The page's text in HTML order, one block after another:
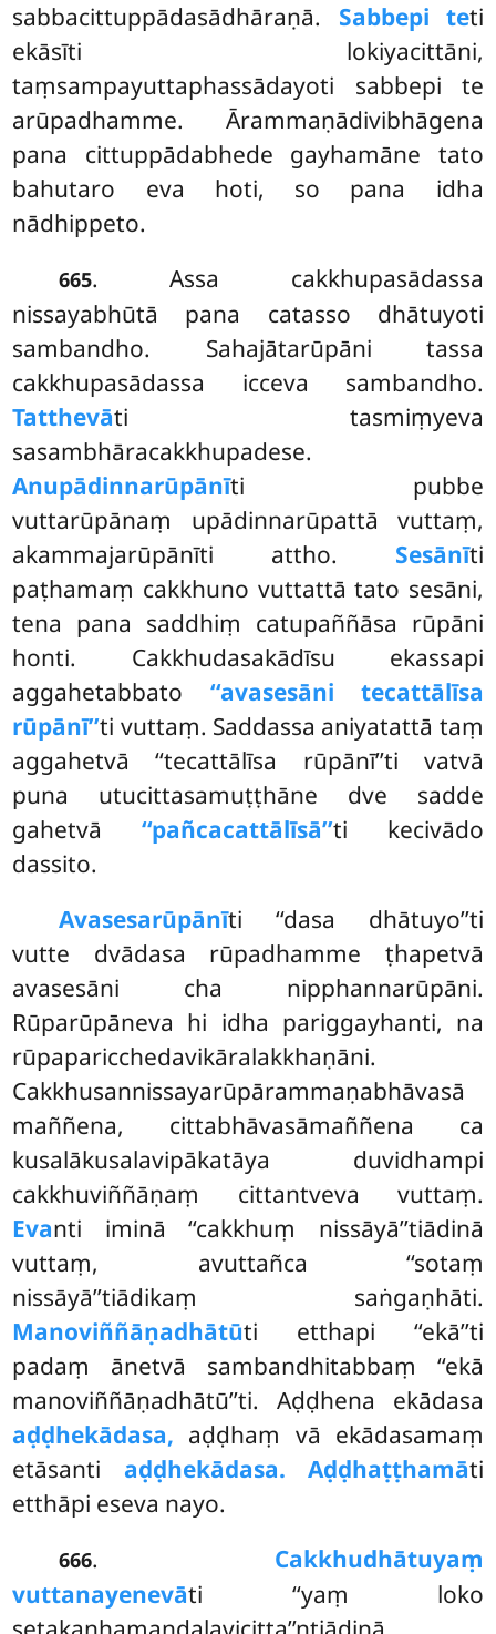
sabbacittuppādasādhāraṇā. Sabbepi teti
ekāsīti lokiyacittāni,
taṃsampayuttaphassādayoti sabbepi te
arūpadhamme. Ārammaṇādivibhāgena
pana cittuppādabhede gayhamāne tato
bahutaro eva hoti, so pana idha
nādhippeto.
665. Assa cakkhupasādassa
nissayabhūtā pana catasso dhātuyoti
sambandho. Sahajātarūpāni tassa
cakkhupasādassa icceva sambandho.
Tatthevāti tasmiṃyeva
sasambhāracakkhupadese.
Anupādinnarūpānīti pubbe
vuttarūpānaṃ upādinnarūpattā vuttaṃ,
akammajarūpānīti attho. Sesānīti
paṭhamaṃ cakkhuno vuttattā tato sesāni,
tena pana saddhiṃ catupaññāsa rūpāni
honti. Cakkhudasakādīsu ekassapi
aggahetabbato ‘‘avasesāni tecattālīsa
rūpānī’’ti vuttaṃ. Saddassa aniyatattā taṃ
aggahetvā ‘‘tecattālīsa rūpānī’’ti vatvā
puna utucittasamuṭṭhāne dve sadde
gahetvā ‘‘pañcacattālīsā’’ti kecivādo
dassito.
Avasesarūpānīti ‘‘dasa dhātuyo’’ti
vutte dvādasa rūpadhamme ṭhapetvā
avasesāni cha nipphannarūpāni.
Rūparūpāneva hi idha pariggayhanti, na
rūpaparicchedavikāralakkhaṇāni.
Cakkhusannissayarūpārammaṇabhāvasā
maññena, cittabhāvasāmaññena ca
kusalākusalavipākatāya duvidhampi
cakkhuviññāṇaṃ cittantveva vuttaṃ.
Evanti iminā ‘‘cakkhuṃ nissāyā’’tiādinā
vuttaṃ, avuttañca ‘‘sotaṃ
nissāyā’’tiādikaṃ saṅgaṇhāti.
Manoviññāṇadhātūti etthapi ‘‘ekā’’ti
padaṃ ānetvā sambandhitabbaṃ ‘‘ekā
manoviññāṇadhātū’’ti. Aḍḍhena ekādasa
aḍḍhekādasa, aḍḍhaṃ vā ekādasamaṃ
etāsanti aḍḍhekādasa. Aḍḍhaṭṭhamāti
etthāpi eseva nayo.
666. Cakkhudhātuyaṃ
vuttanayenevāti ‘‘yaṃ loko